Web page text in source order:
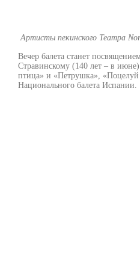
Артисты пекинского Театра
Вечер балета станет
Стравинскому (140 лет – в
птица» и «Петрушка», «Поцелуй
Национального балета Испании.